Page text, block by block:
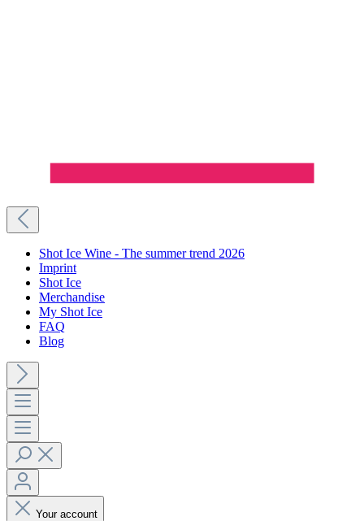
Shot Ice Wine - The summer trend 2026
Imprint
Shot Ice
Merchandise
My Shot Ice
FAQ
Blog
Your account